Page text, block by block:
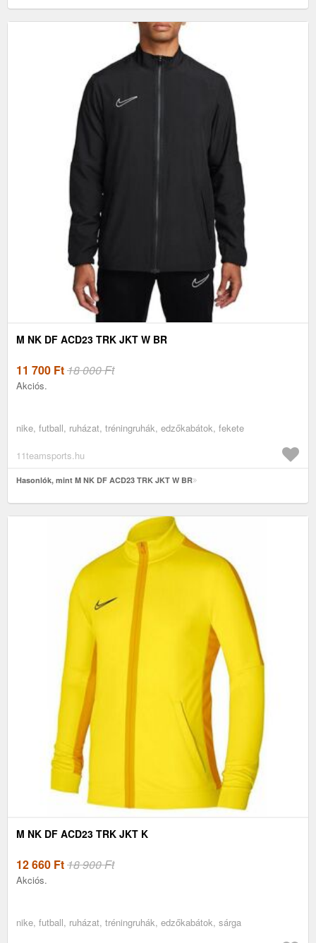
M NK DF ACD23 TRK JKT W BR
11 700 Ft18 000 Ft
Akciós.
nike, futball, ruházat, tréningruhák, edzőkabátok, fekete
11teamsports.hu
Hasonlók, mint M NK DF ACD23 TRK JKT W BR
M NK DF ACD23 TRK JKT K
12 660 Ft18 900 Ft
Akciós.
nike, futball, ruházat, tréningruhák, edzőkabátok, sárga